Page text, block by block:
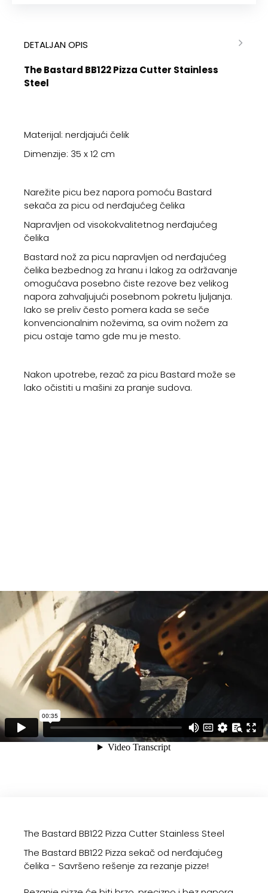
DETALJAN OPIS
The Bastard BB122 Pizza Cutter Stainless
Steel
Materijal: nerdjajući čelik
Dimenzije: 35 x 12 cm
Narežite picu bez napora pomoću Bastard
sekača za picu od nerđajućeg čelika
Napravljen od visokokvalitetnog nerđajućeg
čelika
Bastard nož za picu napravljen od nerđajućeg
čelika bezbednog za hranu i lakog za održavanje
omogućava posebno čiste rezove bez velikog
napora zahvaljujući posebnom pokretu ljuljanja.
Iako se preliv često pomera kada se seče
konvencionalnim noževima, sa ovim nožem za
picu ostaje tamo gde mu je mesto.
Nakon upotrebe, rezač za picu Bastard može se
lako očistiti u mašini za pranje sudova.
The Bastard BB122 Pizza Cutter Stainless Steel
The Bastard BB122 Pizza sekač od nerđajućeg
čelika - Savršeno rešenje za rezanje pizze!